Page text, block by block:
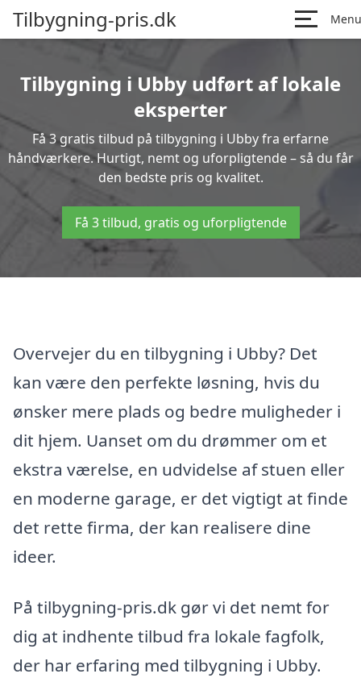
Tilbygning-pris.dk Menu
Tilbygning i Ubby udført af lokale
eksperter
Få 3 gratis tilbud på tilbygning i Ubby fra erfarne
håndværkere. Hurtigt, nemt og uforpligtende – så du får
den bedste pris og kvalitet.
Få 3 tilbud, gratis og uforpligtende
Overvejer du en tilbygning i Ubby? Det
kan være den perfekte løsning, hvis du
ønsker mere plads og bedre muligheder i
dit hjem. Uanset om du drømmer om et
ekstra værelse, en udvidelse af stuen eller
en moderne garage, er det vigtigt at finde
det rette firma, der kan realisere dine
ideer.
På tilbygning-pris.dk gør vi det nemt for
dig at indhente tilbud fra lokale fagfolk,
der har erfaring med tilbygning i Ubby.